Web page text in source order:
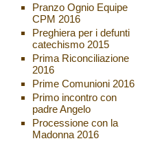
Pranzo Ognio Equipe
CPM 2016
Preghiera per i defunti
catechismo 2015
Prima Riconciliazione
2016
Prime Comunioni 2016
Primo incontro con
padre Angelo
Processione con la
Madonna 2016